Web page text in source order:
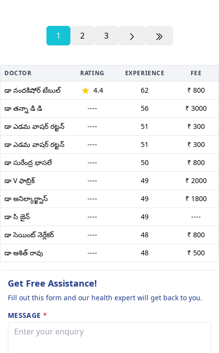
1 2 3
DOCTOR RATING EXPERIENCE FEE
డా నందకిషోర్ టేబుల్ 4.4 62
₹ 800
డా తన్నా డి డి
---- 56
₹ 3000
డా ఎడమ వాషర్ రట్టన్
---- 51
₹ 300
డా ఎడమ వాషర్ రట్టన్
---- 51
₹ 300
డా సురేంద్ర భాసలే
---- 50
₹ 800
డా V ఫాబ్రిక్
---- 49
₹ 2000
డా అనిల్కార్ఖ్నాస్
---- 49
₹ 1800
డా సి జైన్
---- 49
----
డా సెయింట్ నెర్లేకర్
---- 48
₹ 800
డా ఆశిత్ రావు
---- 48 ₹ 500
Get Free Assistance!
Fill out this form and our health expert will get back to you.
MESSAGE *